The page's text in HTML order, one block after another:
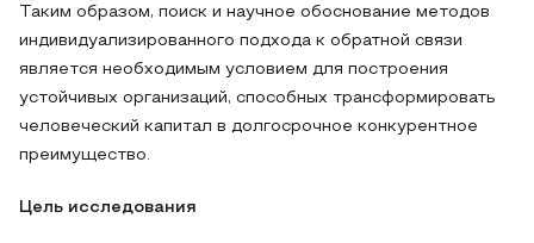
Таким образом, поиск и научное обоснование методов
индивидуализированного подхода к обратной связи
является необходимым условием для построения
устойчивых организаций, способных трансформировать
человеческий капитал в долгосрочное конкурентное
преимущество.
Цель исследования